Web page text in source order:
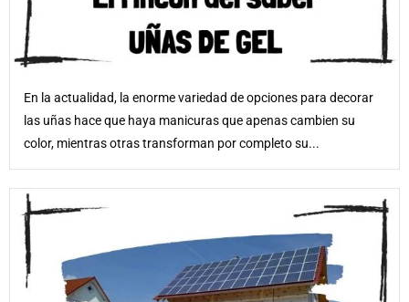
En la actualidad, la enorme variedad de opciones para decorar
las uñas hace que haya manicuras que apenas cambien su
color, mientras otras transforman por completo su...